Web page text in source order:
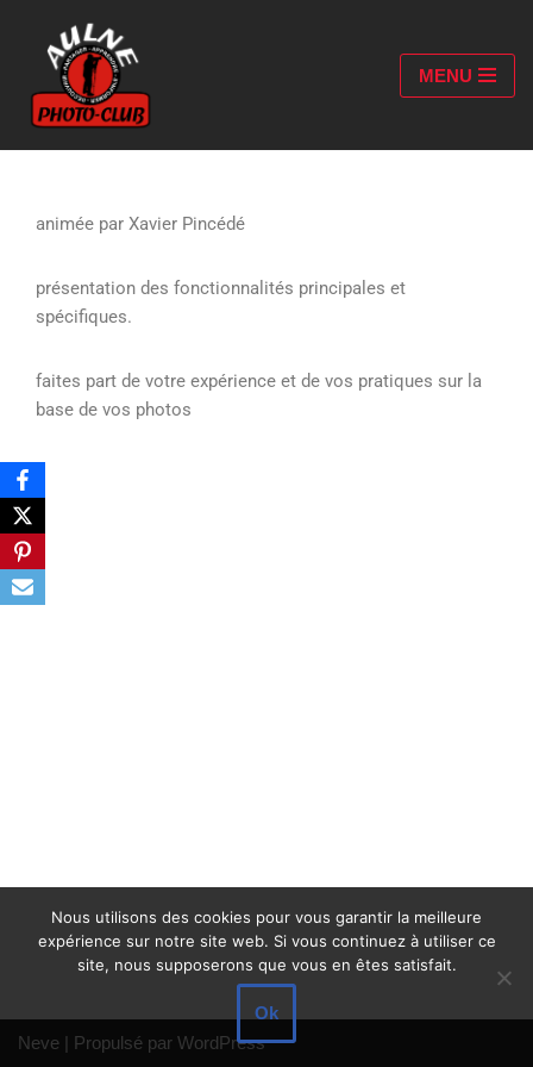
Aller
au
contenu
MENU
animée par Xavier Pincédé
présentation des fonctionnalités principales et
spécifiques.
faites part de votre expérience et de vos pratiques sur la
base de vos photos
Neve | Propulsé par WordPress
Nous utilisons des cookies pour vous garantir la meilleure
expérience sur notre site web. Si vous continuez à utiliser ce
site, nous supposerons que vous en êtes satisfait.
Ok